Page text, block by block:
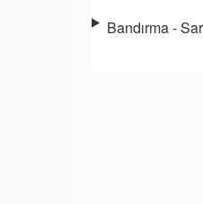
Bandırma -